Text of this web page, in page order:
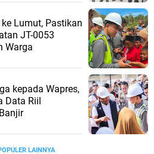
Lumut, Pastikan
JT-0053
Warga
kepada Wapres,
Data Riil
LAINNYA